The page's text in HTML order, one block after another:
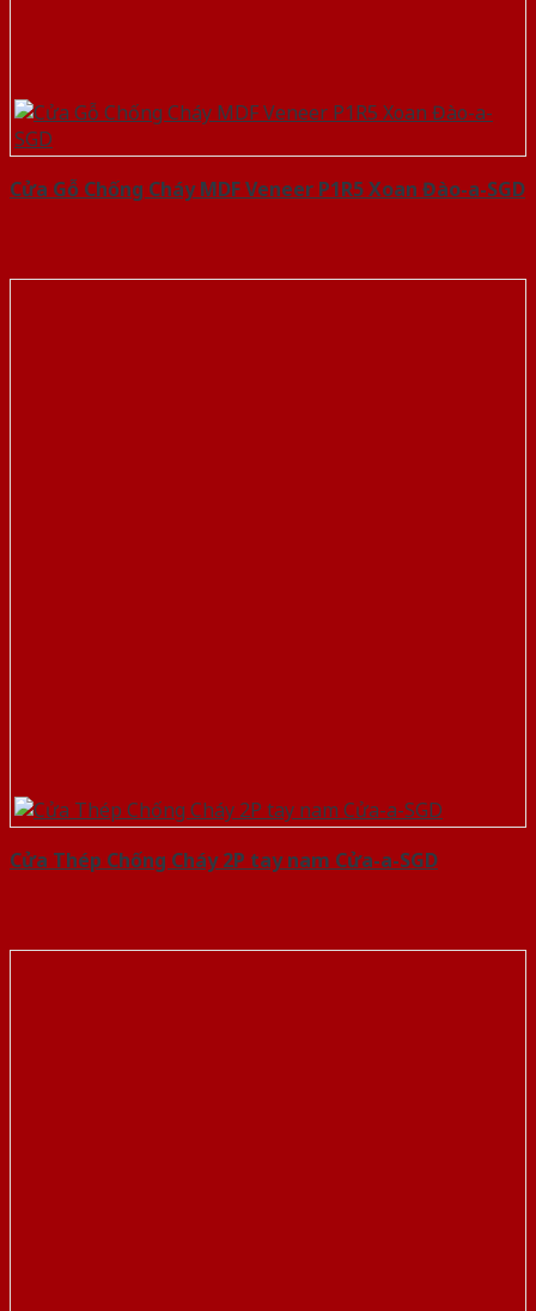
Cửa Gỗ Chống Cháy MDF Veneer P1R5 Xoan Đào-a-SGD
Cửa Thép Chống Cháy 2P tay nam Cửa-a-SGD